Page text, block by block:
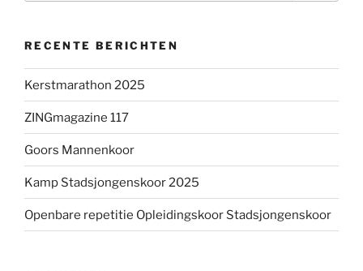
RECENTE BERICHTEN
Kerstmarathon 2025
ZINGmagazine 117
Goors Mannenkoor
Kamp Stadsjongenskoor 2025
Openbare repetitie Opleidingskoor Stadsjongenskoor